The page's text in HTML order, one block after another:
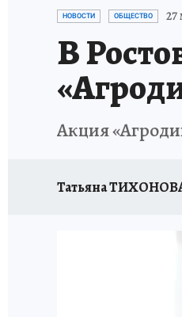
НОВОСТИ ОБЩЕСТВО 27
В
Акция
Татьяна